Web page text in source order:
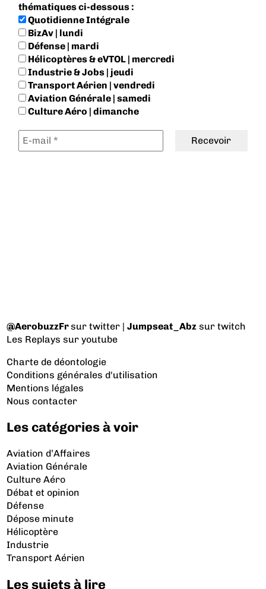
thématiques ci-dessous :
Quotidienne Intégrale
BizAv | lundi
Défense | mardi
Hélicoptères & eVTOL | mercredi
Industrie & Jobs | jeudi
Transport Aérien | vendredi
Aviation Générale | samedi
Culture Aéro | dimanche
@AerobuzzFrsur twitter |Jumpseat_Abz sur twitch
Les Replays sur youtube
Charte de déontologie
Conditions générales d'utilisation
Mentions légales
Nous contacter
Les catégories à voir
Aviation d’Affaires
Aviation Générale
Culture Aéro
Débat et opinion
Défense
Dépose minute
Hélicoptère
Industrie
Transport Aérien
Les sujets à lire